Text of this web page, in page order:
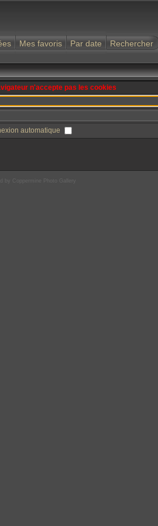
Mes favoris Par date Rechercher
n'accepte pas les cookies
automatique